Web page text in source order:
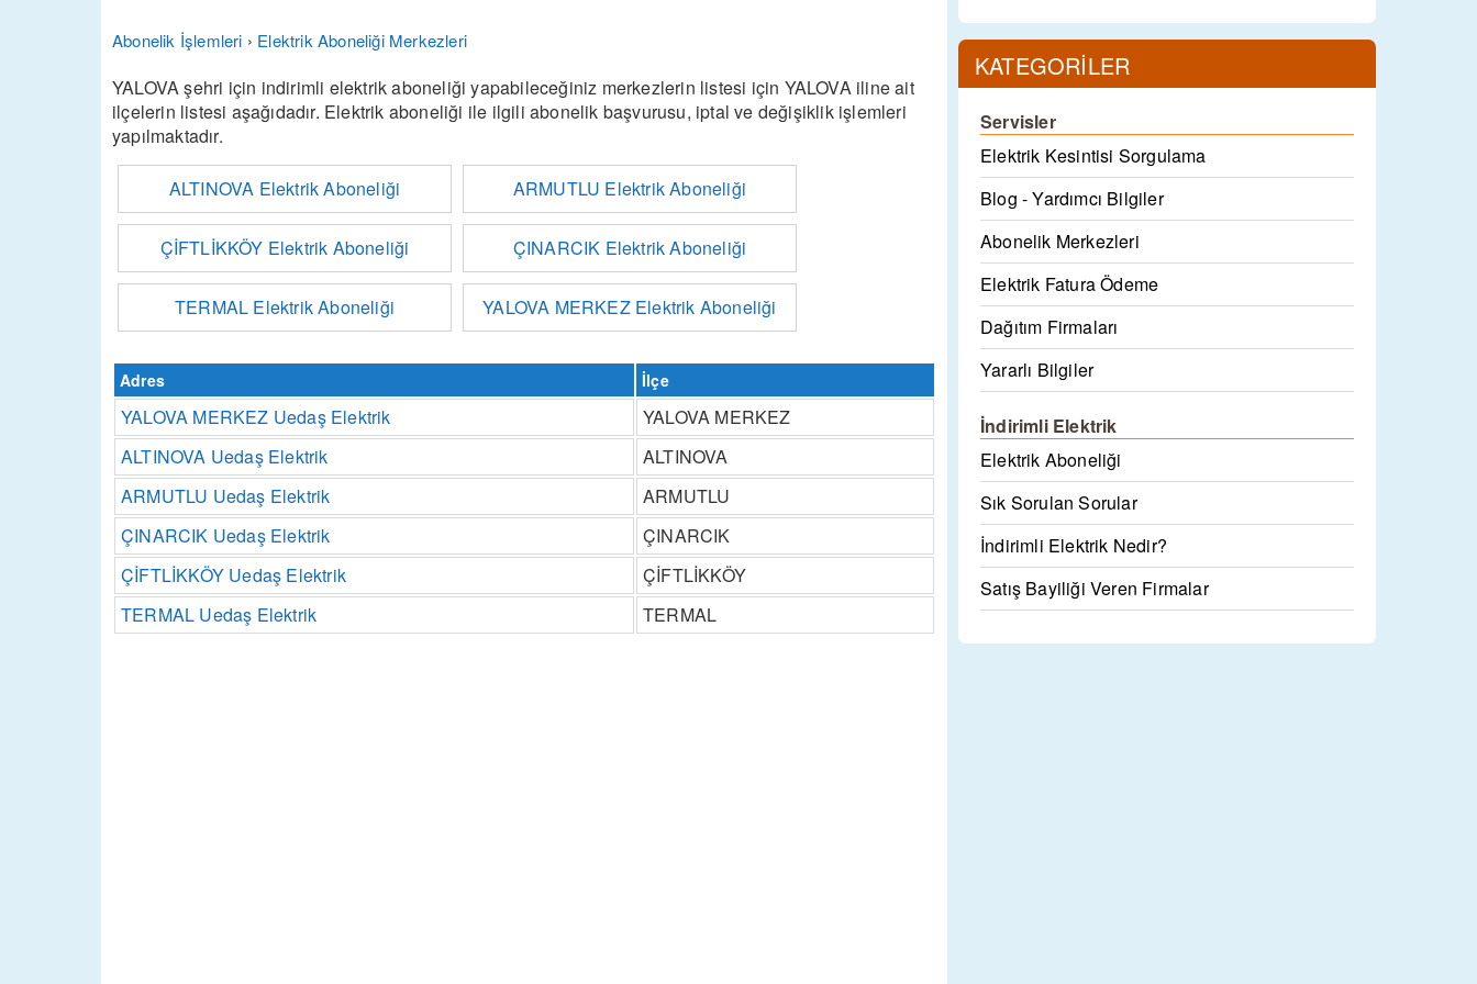
Abonelik İşlemleri › Elektrik Aboneliği Merkezleri
YALOVA şehri için indirimli elektrik aboneliği yapabileceğiniz merkezlerin listesi için YALOVA iline ait
ilçelerin listesi aşağıdadır. Elektrik aboneliği ile ilgili abonelik başvurusu, iptal ve değişiklik işlemleri
yapılmaktadır.
ALTINOVA Elektrik Aboneliği ARMUTLU Elektrik Aboneliği
ÇİFTLİKKÖY Elektrik Aboneliği ÇINARCIK Elektrik Aboneliği
TERMAL Elektrik Aboneliği YALOVA MERKEZ Elektrik Aboneliği
Adres İlçe
YALOVA MERKEZ Uedaş Elektrik
YALOVA MERKEZ
ALTINOVA Uedaş Elektrik
ALTINOVA
ARMUTLU Uedaş Elektrik
ARMUTLU
ÇINARCIK Uedaş Elektrik
ÇINARCIK
ÇİFTLİKKÖY Uedaş Elektrik
ÇİFTLİKKÖY
TERMAL Uedaş Elektrik
TERMAL
KATEGORİLER
Servisler
Elektrik Kesintisi Sorgulama
Blog - Yardımcı Bilgiler
Abonelik Merkezleri
Elektrik Fatura Ödeme
Dağıtım Firmaları
Yararlı Bilgiler
İndirimli Elektrik
Elektrik Aboneliği
Sık Sorulan Sorular
İndirimli Elektrik Nedir?
Satış Bayiliği Veren Firmalar